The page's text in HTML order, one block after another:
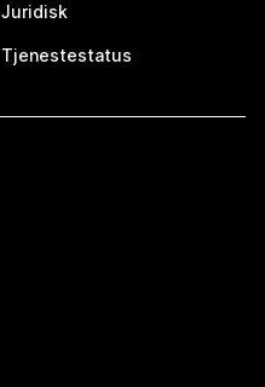
Juridisk
Tjenestestatus